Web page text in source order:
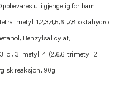
utilgjengelig for barn.
metyl-1,2,3,4,5,6-,7,8-oktahydro-
Benzylsalicylat,
ol, 3-metyl-4-(2,6,6-trimetyl-2-
reaksjon. 90g.